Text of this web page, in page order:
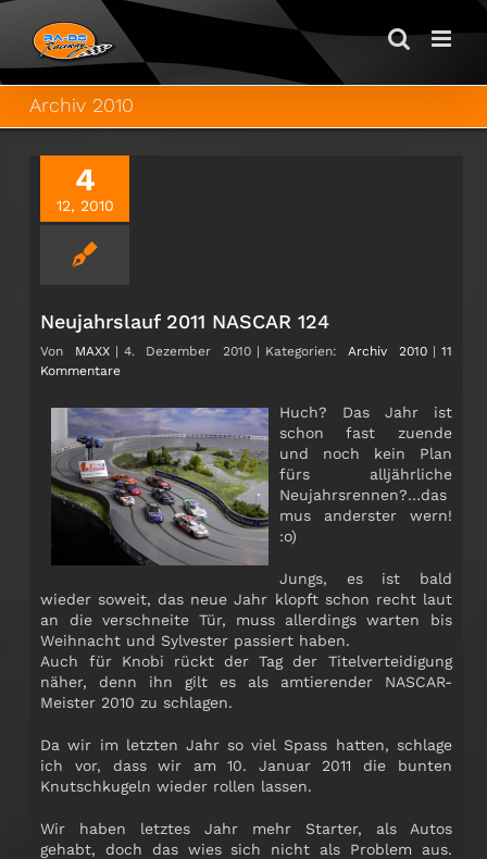
Zum
Inhalt
springen
Archiv 2010
4
12, 2010
Neujahrslauf 2011 NASCAR 124
Von MAXX | 4. Dezember 2010 | Kategorien:Archiv 2010 | 11
Kommentare
Huch? Das Jahr ist
schon fast zuende
und noch kein Plan
fürs alljährliche
Neujahrsrennen?…das
mus anderster wern!
:o)
Jungs, es ist bald
wieder soweit, das neue Jahr klopft schon recht laut
an die verschneite Tür, muss allerdings warten bis
Weihnacht und Sylvester passiert haben.
Auch für Knobi rückt der Tag der Titelverteidigung
näher, denn ihn gilt es als amtierender NASCAR-
Meister 2010 zu schlagen.
Da wir im letzten Jahr so viel Spass hatten, schlage
ich vor, dass wir am 10. Januar 2011 die bunten
Knutschkugeln wieder rollen lassen.
Wir haben letztes Jahr mehr Starter, als Autos
gehabt, doch das wies sich nicht als Problem aus.